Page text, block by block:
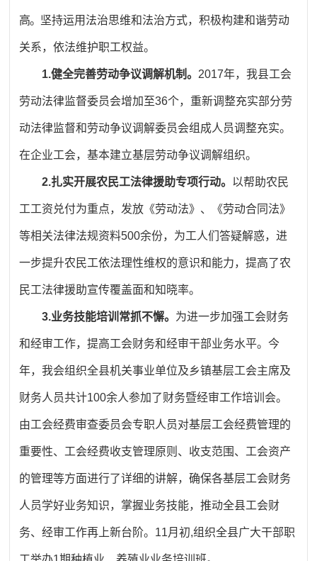
高。 坚持运用法治思维和法治方式，积极构建和谐劳动
关系，依法维护职工权益。
1.健全完善劳动争议调解机制。 2017年，我县工会
劳动法律监督委员会增加至36个，重新调整充实部分劳
动法律监督和劳动争议调解委员会组成人员调整充实。
在企业工会，基本建立基层劳动争议调解组织。
2.扎实开展农民工法律援助专项行动。 以帮助农民
工工资兑付为重点，发放《劳动法》、《劳动合同法》
等相关法律法规资料500余份，为工人们答疑解惑，进
一步提升农民工依法理性维权的意识和能力，提高了农
民工法律援助宣传覆盖面和知晓率。
3.业务技能培训常抓不懈。 为进一步加强工会财务
和经审工作，提高工会财务和经审干部业务水平。今
年，我会组织全县机关事业单位及乡镇基层工会主席及
财务人员共计100余人参加了财务暨经审工作培训会。
由工会经费审查委员会专职人员对基层工会经费管理的
重要性、工会经费收支管理原则、收支范围、工会资产
的管理等方面进行了详细的讲解，确保各基层工会财务
人员学好业务知识，掌握业务技能，推动全县工会财
务、经审工作再上新台阶。11月初,组织全县广大干部职